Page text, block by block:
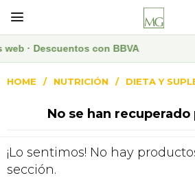

· Descuentos con BBVA
HOME NUTRICIÓN DIETA Y
No se han
¡Lo sentimos! No hay
sección.